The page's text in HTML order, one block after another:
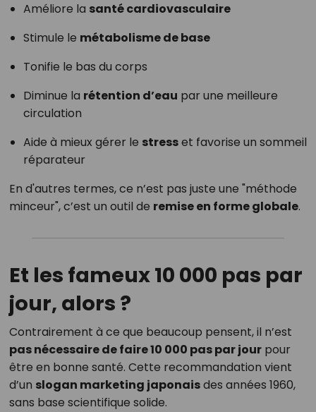
Améliore la santé cardiovasculaire
Stimule le métabolisme de base
Tonifie le bas du corps
Diminue la rétention d’eau par une meilleure
circulation
Aide à mieux gérer le stresset favorise un sommeil
réparateur
En d'autres termes, ce n’est pas juste une "méthode
minceur", c’est un outil de remise en forme globale.
Et les fameux 10 000 pas par
jour, alors ?
Contrairement à ce que beaucoup pensent, il n’est
pas nécessaire de faire 10 000 pas par jourpour
être en bonne santé. Cette recommandation vient
d’un slogan marketing japonaisdes années 1960,
sans base scientifique solide.